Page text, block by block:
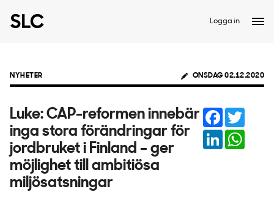
Logga in
NYHETER ONSDAG 02.12.2020
Luke: CAP-reformen innebär
inga stora förändringar för
jordbruket i Finland – ger
möjlighet till ambitiösa
miljösatsningar
Facebook
LinkedIn